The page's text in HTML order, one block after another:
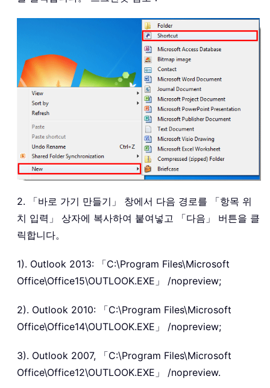
2. 「바로 가기 만들기」 창에서 다음 경로를 「항목 위
치 입력」 상자에 복사하여 붙여넣고 「다음」 버튼을 클
릭합니다。
1). Outlook 2013: 「C:\Program Files\Microsoft
Office\Office15\OUTLOOK.EXE」 /nopreview;
2). Outlook 2010: 「C:\Program Files\Microsoft
Office\Office14\OUTLOOK.EXE」 /nopreview;
3). Outlook 2007, 「C:\Program Files\Microsoft
Office\Office12\OUTLOOK.EXE」 /nopreview.